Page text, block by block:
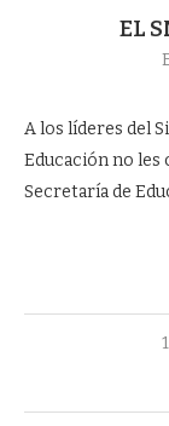
EL
A los líderes del
Educación no les
Secretaría de